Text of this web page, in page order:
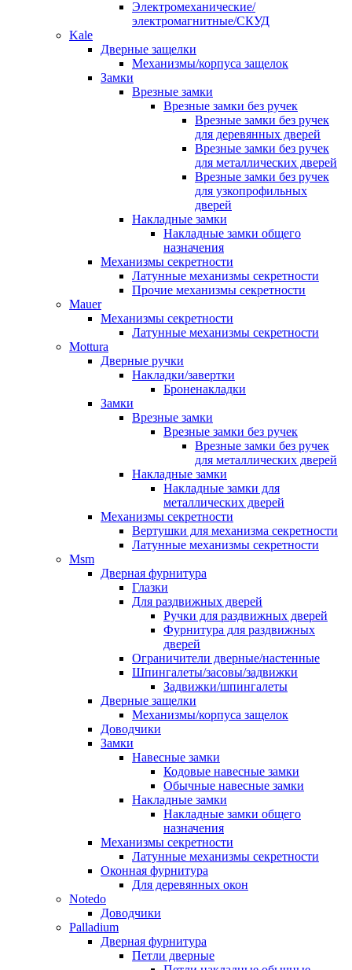
Электромеханические/
электромагнитные/СКУД
Kale
Дверные защелки
Механизмы/корпуса защелок
Замки
Врезные замки
Врезные замки без ручек
Врезные замки без ручек
для деревянных дверей
Врезные замки без ручек
для металлических дверей
Врезные замки без ручек
для узкопрофильных
дверей
Накладные замки
Накладные замки общего
назначения
Механизмы секретности
Латунные механизмы секретности
Прочие механизмы секретности
Mauer
Механизмы секретности
Латунные механизмы секретности
Mottura
Дверные ручки
Накладки/завертки
Броненакладки
Замки
Врезные замки
Врезные замки без ручек
Врезные замки без ручек
для металлических дверей
Накладные замки
Накладные замки для
металлических дверей
Механизмы секретности
Вертушки для механизма секретности
Латунные механизмы секретности
Msm
Дверная фурнитура
Глазки
Для раздвижных дверей
Ручки для раздвижных дверей
Фурнитура для раздвижных
дверей
Ограничители дверные/настенные
Шпингалеты/засовы/задвижки
Задвижки/шпингалеты
Дверные защелки
Механизмы/корпуса защелок
Доводчики
Замки
Навесные замки
Кодовые навесные замки
Обычные навесные замки
Накладные замки
Накладные замки общего
назначения
Механизмы секретности
Латунные механизмы секретности
Оконная фурнитура
Для деревянных окон
Notedo
Доводчики
Palladium
Дверная фурнитура
Петли дверные